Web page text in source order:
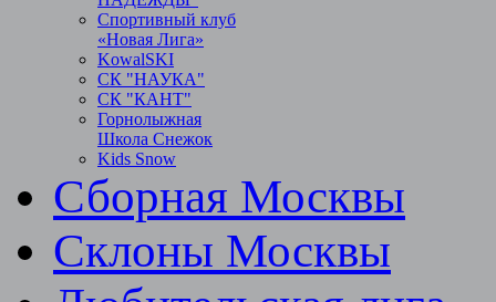
Спортивный клуб
«Новая Лига»
KowalSKI
СК "НАУКА"
СК "КАНТ"
Горнолыжная
Школа Снежок
Kids Snow
Сборная Москвы
Склоны Москвы